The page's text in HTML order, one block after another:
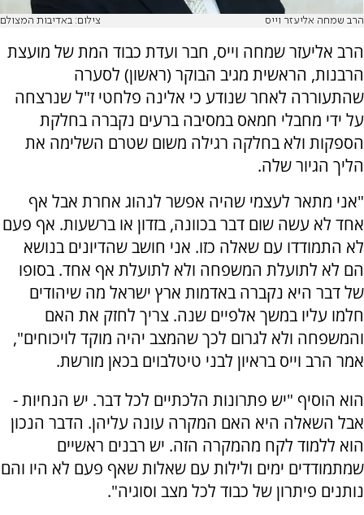
הרב שמחה אליעזר וייס צילום: באדיבות המצולם
הרב אליעזר שמחה וייס, חבר ועדת כבוד המת של מועצת
הרבנות, הראשית מגיב הבוקר (ראשון) לסערה
שהתעוררה לאחר שנודע כי אלינה פלחטי ז"ל שנרצחה
על ידי מחבלי חמאס במסיבה ברעים נקברה בחלקת
הספקות ולא בחלקה רגילה משום שטרם השלימה את
הליך הגיור שלה.
"אני מתאר לעצמי שהיה אפשר לנהוג אחרת אבל אף
אחד לא עשה שום דבר בכוונה, בזדון או ברשעות. אף פעם
לא התמודדו עם שאלה כזו. אני חושב שהדיונים בנושא
הם לא לתועלת המשפחה ולא לתועלת אף אחד. בסופו
של דבר היא נקברה באדמות ארץ ישראל מה שיהודים
חלמו עליו במשך אלפיים שנה. צריך לחזק את האם
והמשפחה ולא לגרום לכך שהמצב יהיה מוקד לויכוחים",
אמר הרב וייס בראיון לבני טיטלבוים בכאן מורשת.
הוא הוסיף "יש פתרונות הלכתיים לכל דבר. יש הנחיות -
אבל השאלה היא האם המקרה עונה עליהן. הדבר הנכון
הוא ללמוד לקח מהמקרה הזה. יש רבנים ראשיים
שמתמודדים ימים ולילות עם שאלות שאף פעם לא היו והם
נותנים פיתרון של כבוד לכל מצב וסוגיה".